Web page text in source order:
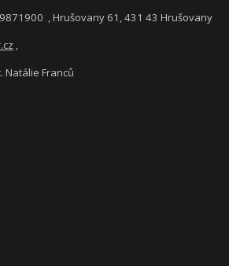
, Hrušovany 61, 431 43 Hrušovany
,
Natálie Franců